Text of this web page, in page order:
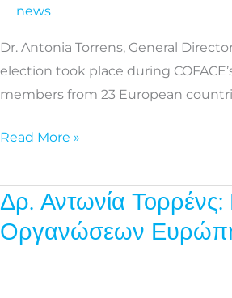
news
Dr. Antonia Torrens, General
election took place during
members from 23 European
President
of
COFACE
Europe
Read More »
Δρ. Αντωνία
Οργανώσεων
Δρ.
Αντωνία
Τορρένς: